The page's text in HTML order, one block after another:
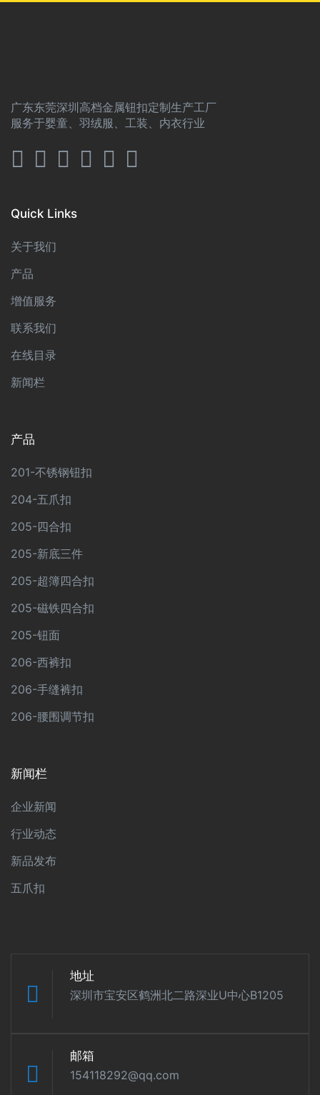
广东东莞深圳高档金属钮扣定制生产工厂
服务于婴童、羽绒服、工装、内衣行业
Quick Links
关于我们
产品
增值服务
联系我们
在线目录
新闻栏
产品
201-不锈钢钮扣
204-五爪扣
205-四合扣
205-新底三件
205-超簿四合扣
205-磁铁四合扣
205-钮面
206-西裤扣
206-手缝裤扣
206-腰围调节扣
新闻栏
企业新闻
行业动态
新品发布
五爪扣
地址
深圳市宝安区鹤洲北二路深业U中心B1205
邮箱
154118292@qq.com